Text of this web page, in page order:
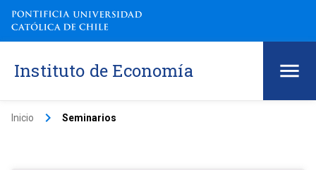
Instituto de Economía
Inicio keyboard_arrow_right Seminarios